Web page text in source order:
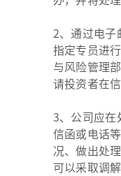
2、通过电子
指定专员进
与风险管理
请投资者在
3、公司应在
信函或电话
况、做出处
可以采取调